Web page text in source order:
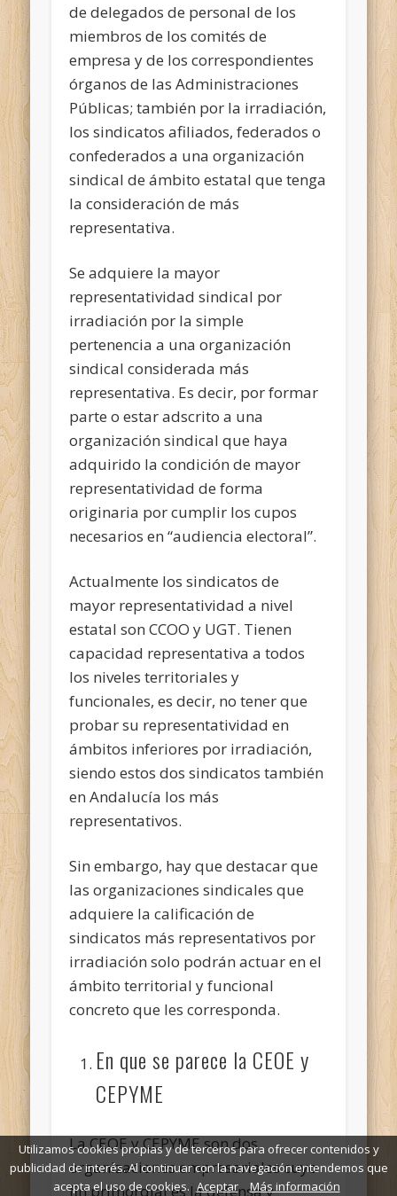
de delegados de personal de los
miembros de los comités de
empresa y de los correspondientes
órganos de las Administraciones
Públicas; también por la irradiación,
los sindicatos afiliados, federados o
confederados a una organización
sindical de ámbito estatal que tenga
la consideración de más
representativa.
Se adquiere la mayor
representatividad sindical por
irradiación por la simple
pertenencia a una organización
sindical considerada más
representativa. Es decir, por formar
parte o estar adscrito a una
organización sindical que haya
adquirido la condición de mayor
representatividad de forma
originaria por cumplir los cupos
necesarios en “audiencia electoral”.
Actualmente los sindicatos de
mayor representatividad a nivel
estatal son CCOO y UGT. Tienen
capacidad representativa a todos
los niveles territoriales y
funcionales, es decir, no tener que
probar su representatividad en
ámbitos inferiores por irradiación,
siendo estos dos sindicatos también
en Andalucía los más
representativos.
Sin embargo, hay que destacar que
las organizaciones sindicales que
adquiere la calificación de
sindicatos más representativos por
irradiación solo podrán actuar en el
ámbito territorial y funcional
concreto que les corresponda.
En que se parece la CEOE y
CEPYME
La CEOE y CEPYME son dos
organizaciones empresariales cuyo
fin primordial es la defensa y
Utilizamos cookies propias y de terceros para ofrecer contenidos y
publicidad de interés. Al continuar con la navegación entendemos que
acepta el uso de cookies. Aceptar Más información